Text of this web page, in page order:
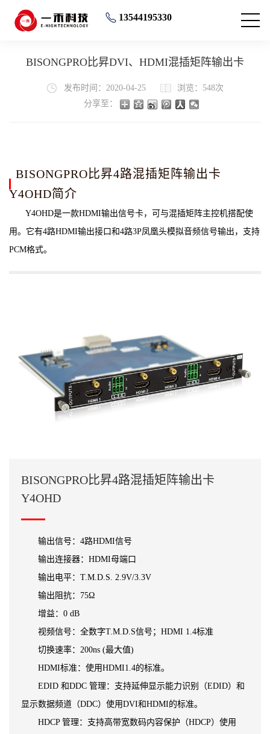
13544195330
BISONGPRO比昇DVI、HDMI混插矩阵输出卡
发布时间：2020-04-25
浏览：548次
分享至：
BISONGPRO比昇4路混插矩阵输出卡
Y4OHD简介
Y4OHD是一款HDMI输出信号卡，可与混插矩阵主控机搭配使
用。它有4路HDMI输出接口和4路3P凤凰头模拟音频信号输出，支持
PCM格式。
BISONGPRO比昇4路混插矩阵输出卡
Y4OHD
输出信号：4路HDMI信号
输出连接器：HDMI母端口
输出电平：T.M.D.S. 2.9V/3.3V
输出阻抗：75Ω
增益：0 dB
视频信号：全数字T.M.D.S信号；HDMI 1.4标准
切换速率：200ns (最大值)
HDMI标准：使用HDMI1.4的标准。
EDID 和DDC 管理：支持延伸显示能力识别（EDID）和
显示数据频道（DDC）使用DVI和HDMI的标准。
HDCP 管理：支持高带宽数码内容保护（HDCP）使用